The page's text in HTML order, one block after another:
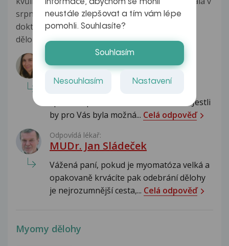
srpnu 2016 ale bohužel opět krvácím. Paní
doktorka mi již dříve navrhovala odebrání celé
dělohy. Ale nyní...Zobrazit více
MUDr. Daniela Králová
zpravidla provádí v celkové anestezii. Jestli
by pro Vás byla možná... Celá odpověď
Odpovídá lékař:
MUDr. Jan Sládeček
Vážená paní, pokud je myomatóza velká a
opakovaně krvácíte pak odebrání dělohy
je nejrozumnější cesta,... Celá odpověď
Myomy dělohy
informace, abychom se mohli
neustále zlepšovat a tím vám lépe
pomohli. Souhlasíte?
Souhlasím
Nesouhlasím Nastavení